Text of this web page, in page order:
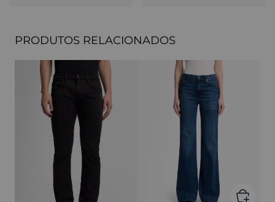
PRODUTOS RELACIONADOS